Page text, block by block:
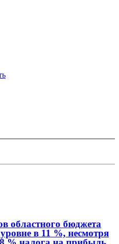
областного бюджета
в 11 %, несмотря